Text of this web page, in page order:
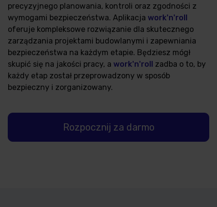
precyzyjnego planowania, kontroli oraz zgodności z
wymogami bezpieczeństwa. Aplikacja work'n'roll
oferuje kompleksowe rozwiązanie dla skutecznego
zarządzania projektami budowlanymi i zapewniania
bezpieczeństwa na każdym etapie. Będziesz mógł
skupić się na jakości pracy, a work'n'roll zadba o to, by
każdy etap został przeprowadzony w sposób
bezpieczny i zorganizowany.
Rozpocznij za darmo